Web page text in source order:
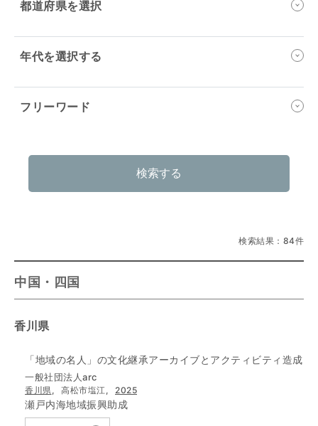
都道府県を選択
年代を選択する
フリーワード
検索する
検索結果：84件
中国・四国
香川県
「地域の名人」の文化継承アーカイブとアクティビティ造成
一般社団法人arc
香川県, 高松市塩江, 2025
瀬戸内海地域振興助成